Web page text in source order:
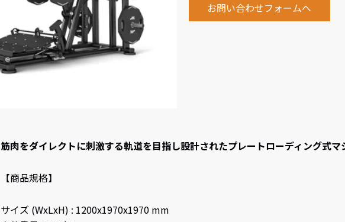
お問い合わせフォームへ
筋肉をダイレクトに刺激する軌道を目指し設計されたプレートローディング式マ
【商品規格】
サイズ (WxLxH) : 1200x1970x1970 mm